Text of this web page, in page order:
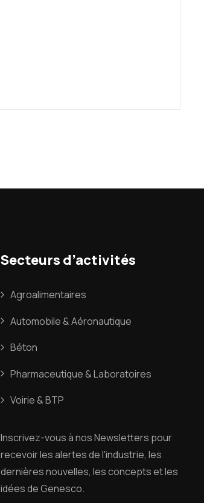
Secteurs d’activités
Agroalimentaires
Automobile & Aéronautique
Béton
Pharmaceutique & Laboratoires
Voirie & BTP
Inscrivez-vousànosNewsletters pour
recevoirlesalertesdel'industrie, les
dernièresnouvelles, lesconceptsetles
idéesdeGenesco.